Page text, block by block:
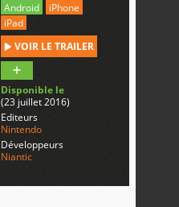
Android
iPhone
iPad
VOIR LE TRAILER
Disponible le
(23 juillet 2016)
Editeurs
Nintendo
Développeurs
Niantic